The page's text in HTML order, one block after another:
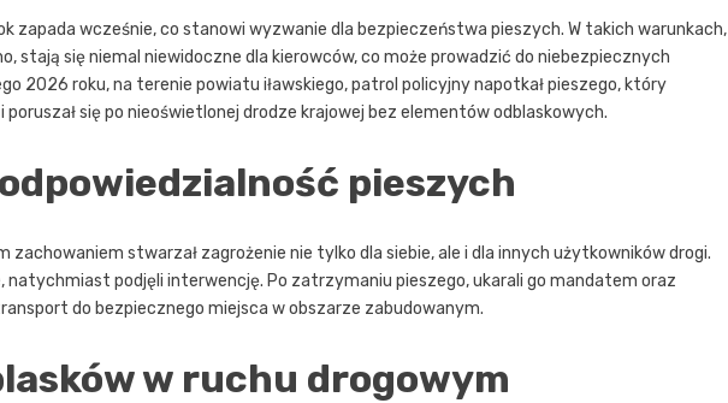
zapada wcześnie, co stanowi wyzwanie dla bezpieczeństwa pieszych. W takich warunkach,
stają się niemal niewidoczne dla kierowców, co może prowadzić do niebezpiecznych
2026 roku, na terenie powiatu iławskiego, patrol policyjny napotkał pieszego, który
się po nieoświetlonej drodze krajowej bez elementów odblaskowych.
pieszych
stwarzał zagrożenie nie tylko dla siebie, ale i dla innych użytkowników drogi.
natychmiast podjęli interwencję. Po zatrzymaniu pieszego, ukarali go mandatem oraz
do bezpiecznego miejsca w obszarze zabudowanym.
w ruchu drogowym